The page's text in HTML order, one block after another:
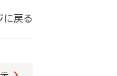
に戻る